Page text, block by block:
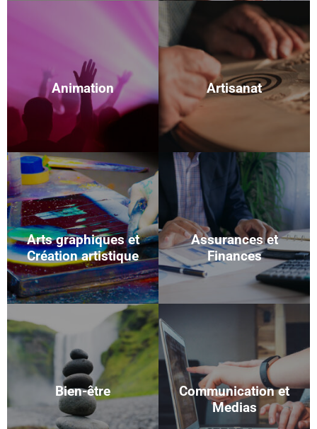
Animation Artisanat
Arts graphiques et
Création artistique
Assurances et
Finances
Bien-être
Communication et
Medias